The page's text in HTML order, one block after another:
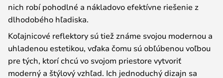
nich robí pohodlné a nákladovo efektívne riešenie z
dlhodobého hľadiska.
Koľajnicové reflektory sú tiež známe svojou modernou a
uhladenou estetikou, vďaka čomu sú obľúbenou voľbou
pre tých, ktorí chcú vo svojom priestore vytvoriť
moderný a štýlový vzhľad. Ich jednoduchý dizajn sa